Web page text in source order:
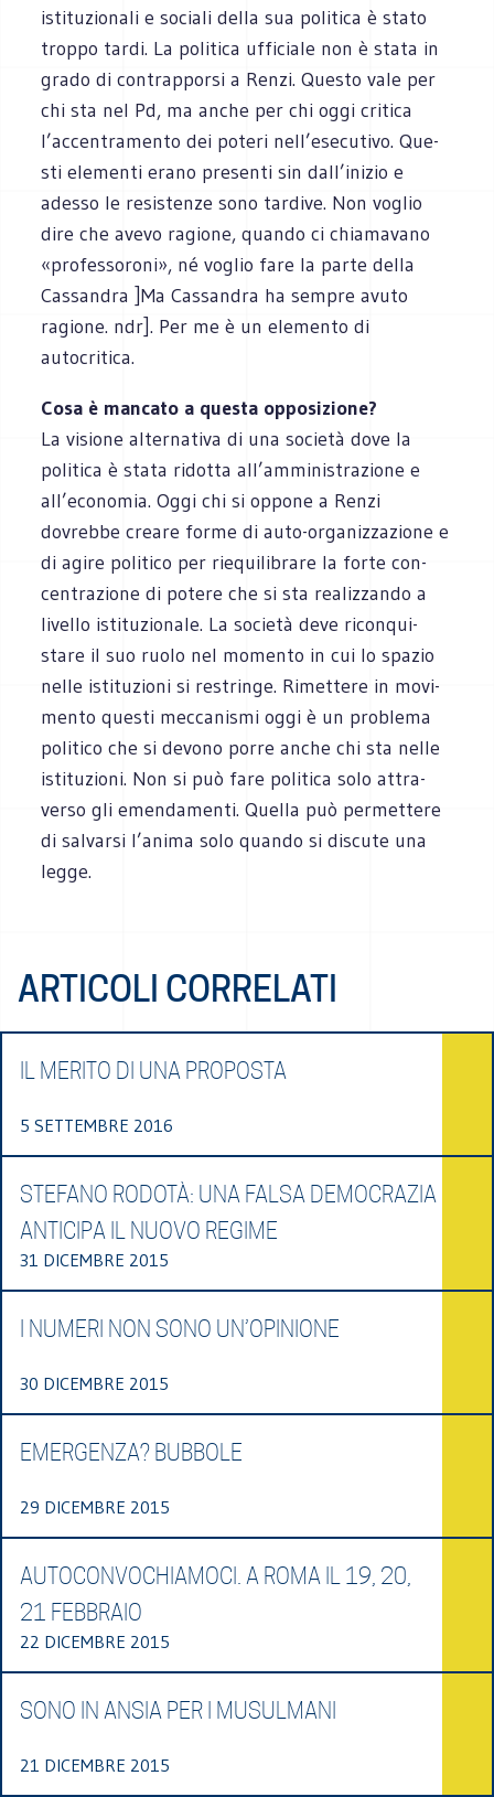
isti­tu­zio­nali e sociali della sua poli­tica è stato
troppo tardi. La poli­tica uffi­ciale non è stata in
grado di con­trap­porsi a Renzi. Que­sto vale per
chi sta nel Pd, ma anche per chi oggi cri­tica
l’accentramento dei poteri nell’esecutivo. Que­
sti ele­menti erano pre­senti sin dall’inizio e
adesso le resi­stenze sono tar­dive. Non voglio
dire che avevo ragione, quando ci chia­ma­vano
«pro­fes­so­roni», né voglio fare la parte della
Cas­san­dra ]Ma Cassandra ha sempre avuto
ragione. ndr]. Per me è un ele­mento di
autocritica.
Cosa è man­cato a que­sta oppo­si­zione?
La visione alter­na­tiva di una società dove la
poli­tica è stata ridotta all’amministrazione e
all’economia. Oggi chi si oppone a Renzi
dovrebbe creare forme di auto-organizzazione e
di agire poli­tico per rie­qui­li­brare la forte con­
cen­tra­zione di potere che si sta rea­liz­zando a
livello isti­tu­zio­nale. La società deve ricon­qui­
stare il suo ruolo nel momento in cui lo spa­zio
nelle isti­tu­zioni si restringe. Rimet­tere in movi­
mento que­sti mec­ca­ni­smi oggi è un pro­blema
poli­tico che si devono porre anche chi sta nelle
isti­tu­zioni. Non si può fare poli­tica solo attra­
verso gli emen­da­menti. Quella può per­met­tere
di sal­varsi l’anima solo quando si discute una
legge.
ARTICOLI CORRELATI
IL MERITO DI UNA PROPOSTA
5 SETTEMBRE 2016
STEFANO RODOTÀ: UNA FALSA DEMOCRAZIA
ANTICIPA IL NUOVO REGIME
31 DICEMBRE 2015
I NUMERI NON SONO UN’OPINIONE
30 DICEMBRE 2015
EMERGENZA? BUBBOLE
29 DICEMBRE 2015
AUTOCONVOCHIAMOCI. A ROMA IL 19, 20,
21 FEBBRAIO
22 DICEMBRE 2015
SONO IN ANSIA PER I MUSULMANI
21 DICEMBRE 2015